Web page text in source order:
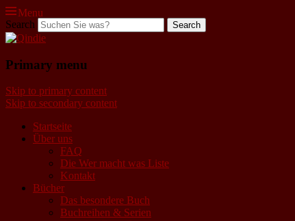
Menu
Qindie
Search
Primary menu
Skip to primary content
Skip to secondary content
Startseite
Über uns
FAQ
Die Wer macht was Liste
Kontakt
Bücher
Das besondere Buch
Buchreihen & Serien